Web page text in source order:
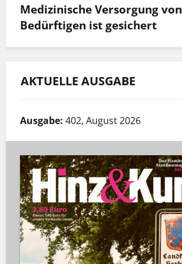
Medizinische Versorgung von
Bedürftigen ist gesichert
AKTUELLE AUSGABE
Ausgabe: 402, August 2026